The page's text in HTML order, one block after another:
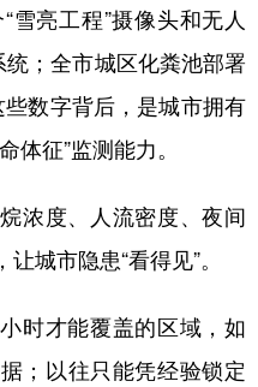
雪亮工程”摄像头和无人
统；全市城区化粪池部署
数字背后，是城市拥有
体征”监测能力。
度、人流密度、夜间
城市隐患“看得见”。
才能覆盖的区域，如
；以往只能凭经验锁定